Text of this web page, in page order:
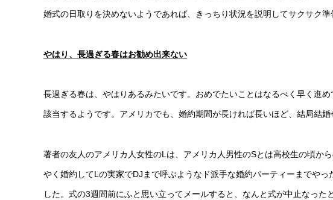
婚式の日取りを決めないようであれば、きっちり状況を説明してサクサク準
やはり、長過ぎる春はお勧め出来ない
長過ぎる春は、やはりあるみたいです。おめでたいことはなるべく早く進
該当するようです。アメリカでも、婚約期間が長ければ長いほど、結局結
著者の友人のアメリカ人女性のLは、アメリカ人男性のSとは高校生の頃か
やく婚約してLの実家でDJまで呼ぶようなド派手な婚約パーティーまでや
した。式の3週間前にふと思い立ってメールすると、なんと式が中止なっ